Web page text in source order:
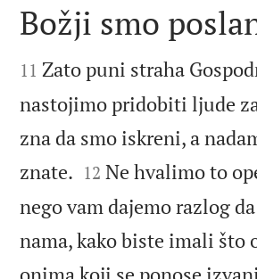

Božji smo

11 Zato puni straha
nastojimo pridobiti ljude
zna da smo iskreni, a
znate. 

12 Ne hvalimo to
nego vam dajemo razlog
nama, kako biste imali što